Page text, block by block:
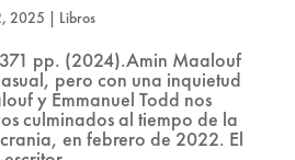
2025 | Libros
pp. (2024).Amin Maalouf
pero con una inquietud
y Emmanuel Todd nos
culminados al tiempo de la
en febrero de 2022. El